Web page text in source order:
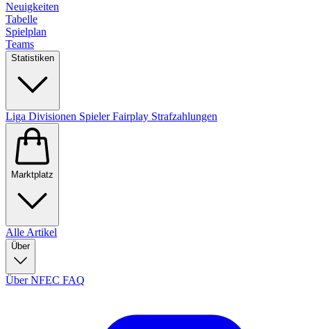
Neuigkeiten
Tabelle
Spielplan
Teams
Statistiken
Liga Divisionen SpielerFairplay Strafzahlungen
Marktplatz
Alle Artikel
Über
Über NFEC FAQ